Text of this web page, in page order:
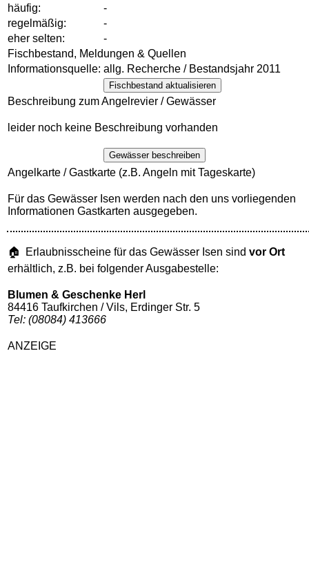
häufig:
-
regelmäßig:
-
eher selten:
-
Fischbestand, Meldungen & Quellen
Informationsquelle: allg. Recherche / Bestandsjahr 2011
Fischbestand aktualisieren
Beschreibung zum Angelrevier / Gewässer
leider noch keine Beschreibung vorhanden
Gewässer beschreiben
Angelkarte / Gastkarte (z.B. Angeln mit Tageskarte)
Für das Gewässer Isen werden nach den uns vorliegenden
Informationen Gastkarten ausgegeben.
🏠 Erlaubnisscheine für das Gewässer Isen sind vor Ort
erhältlich, z.B. bei folgender Ausgabestelle:
Blumen & Geschenke Herl
84416 Taufkirchen / Vils, Erdinger Str. 5
Tel: (08084) 413666
ANZEIGE